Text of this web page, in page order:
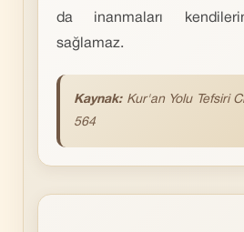
da inanmaları
sağlamaz.
Kaynak: Kur'an Yolu Tefsiri
564